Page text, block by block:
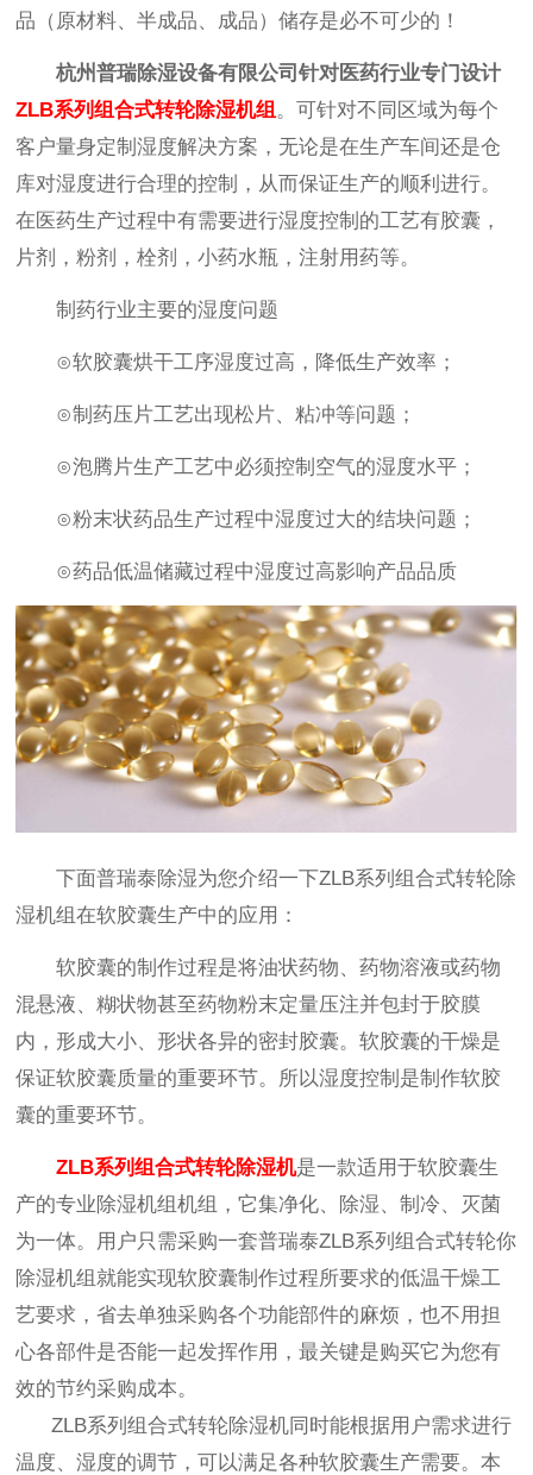
品（原材料、半成品、成品）储存是必不可少的！
杭州普瑞除湿设备有限公司针对医药行业专门设计
ZLB系列组合式转轮除湿机组。可针对不同区域为每个
客户量身定制湿度解决方案，无论是在生产车间还是仓
库对湿度进行合理的控制，从而保证生产的顺利进行。
在医药生产过程中有需要进行湿度控制的工艺有胶囊，
片剂，粉剂，栓剂，小药水瓶，注射用药等。
制药行业主要的湿度问题
⊙软胶囊烘干工序湿度过高，降低生产效率；
⊙制药压片工艺出现松片、粘冲等问题；
⊙泡腾片生产工艺中必须控制空气的湿度水平；
⊙粉末状药品生产过程中湿度过大的结块问题；
⊙药品低温储藏过程中湿度过高影响产品品质
下面普瑞泰除湿为您介绍一下ZLB系列组合式转轮除
湿机组在软胶囊生产中的应用：
软胶囊的制作过程是将油状药物、药物溶液或药物
混悬液、糊状物甚至药物粉末定量压注并包封于胶膜
内，形成大小、形状各异的密封胶囊。软胶囊的干燥是
保证软胶囊质量的重要环节。所以湿度控制是制作软胶
囊的重要环节。
ZLB系列组合式转轮除湿机是一款适用于软胶囊生
产的专业除湿机组机组，它集净化、除湿、制冷、灭菌
为一体。用户只需采购一套普瑞泰ZLB系列组合式转轮你
除湿机组就能实现软胶囊制作过程所要求的低温干燥工
艺要求，省去单独采购各个功能部件的麻烦，也不用担
心各部件是否能一起发挥作用，最关键是购买它为您有
效的节约采购成本。
ZLB系列组合式转轮除湿机同时能根据用户需求进行
温度、湿度的调节，可以满足各种软胶囊生产需要。本